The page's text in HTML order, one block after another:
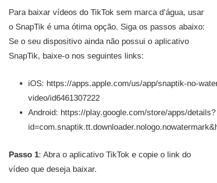
Para baixar vídeos do TikTok sem marca d’água, usar
o SnapTik é uma ótima opção. Siga os passos abaixo:
Se o seu dispositivo ainda não possui o aplicativo
SnapTik, baixe-o nos seguintes links:
iOS: https://apps.apple.com/us/app/snaptik-no-
video/id6461307222
Android: https://play.google.com/store/apps/details?
Passo 1: Abra o aplicativo TikTok e copie o link do
vídeo que deseja baixar.